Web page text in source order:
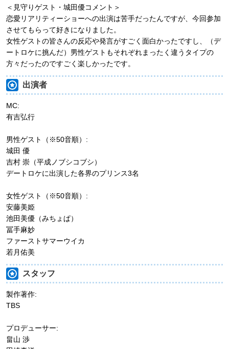
＜見守りゲスト・城田優コメント＞
恋愛リアリティーショーへの出演は苦手だったんですが、今回参加
させてもらって好きになりました。
女性ゲストの皆さんの反応や発言がすごく面白かったですし、（デ
ートロケに挑んだ）男性ゲストもそれぞれまったく違うタイプの
方々だったのですごく楽しかったです。
出演者
MC:
有吉弘行
男性ゲスト（※50音順）:
城田 優
吉村 崇（平成ノブシコブシ）
デートロケに出演した各界のプリンス3名
女性ゲスト（※50音順）:
安藤美姫
池田美優（みちょぱ）
冨手麻妙
ファーストサマーウイカ
若月佑美
スタッフ
製作著作:
TBS
プロデューサー:
畠山 渉